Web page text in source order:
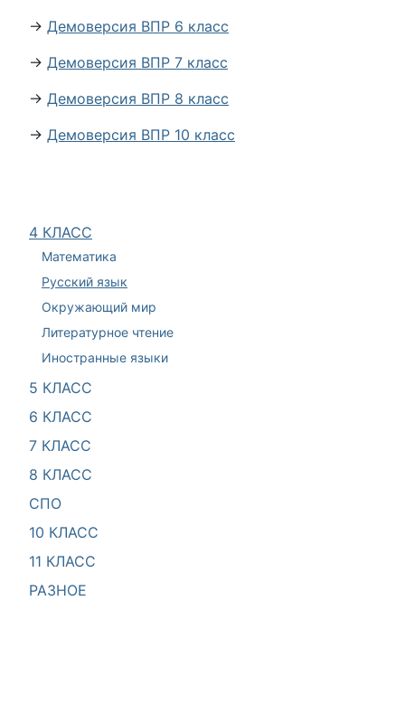
4 КЛАСС
Математика
Русский язык
Окружающий мир
Литературное чтение
Иностранные языки
5 КЛАСС
6 КЛАСС
7 КЛАСС
8 КЛАСС
СПО
10 КЛАСС
11 КЛАСС
РАЗНОЕ
→ Демоверсия ВПР 6 класс
→ Демоверсия ВПР 7 класс
→ Демоверсия ВПР 8 класс
→ Демоверсия ВПР 10 класс